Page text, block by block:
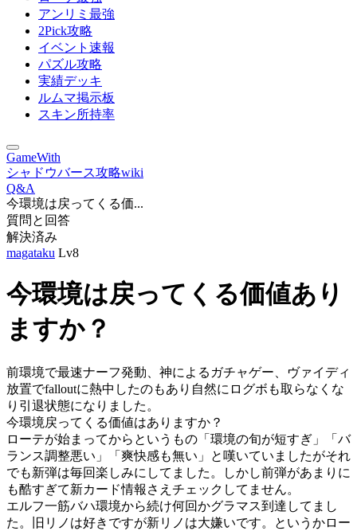
アンリミ最強
2Pick攻略
イベント速報
パズル攻略
実績デッキ
ルムマ掲示板
スキン所持率
GameWith
シャドウバース攻略wiki
Q&A
今環境は戻ってくる価...
質問と回答
解決済み
magataku Lv8
今環境は戻ってくる価値あり
ますか？
前環境で最速ナーフ発動、神によるガチャゲー、ヴァイディ
放置でfalloutに熱中したのもあり自然にログボも取らなくな
り引退状態になりました。
今環境戻ってくる価値はありますか？
ローテが始まってからというもの「環境の旬が短すぎ」「バ
ランス調整悪い」「爽快感も無い」と嘆いていましたがそれ
でも新弾は毎回楽しみにしてました。しかし前弾があまりに
も酷すぎて新カード情報さえチェックしてません。
エルフ一筋バハ環境から続け何回かグラマス到達してまし
た。旧リノは好きですが新リノは大嫌いです。というかロー